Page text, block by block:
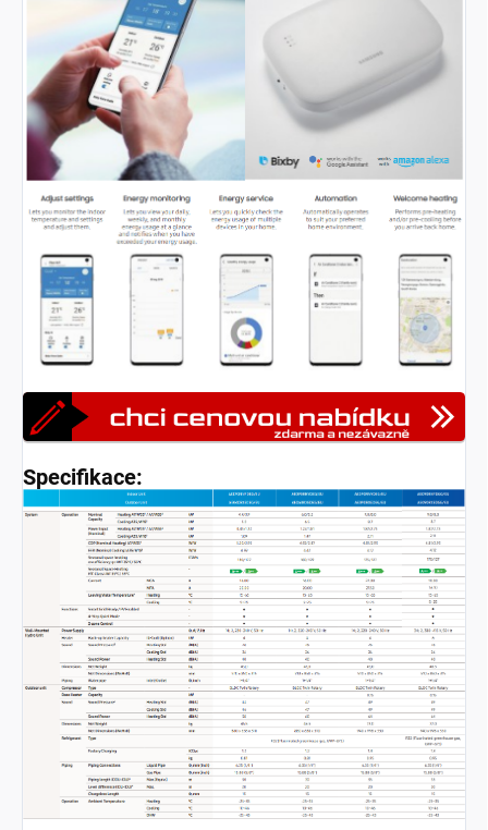
Specifikace: